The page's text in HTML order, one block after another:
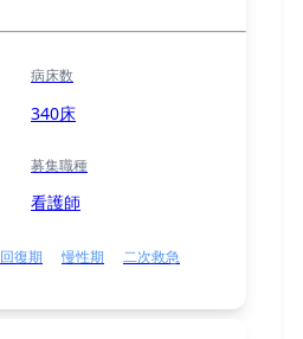
病床数
340床
募集職種
看護師
回復期 慢性期
二次救急